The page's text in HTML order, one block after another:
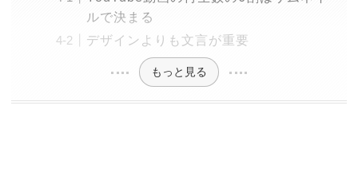
ルで決まる
デザインよりも文言が重要
もっと見る